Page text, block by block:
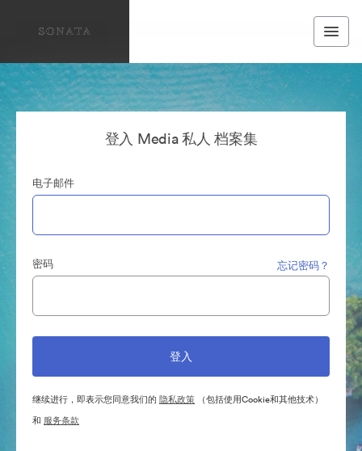
登入 Media 私人 档案集
电子邮件
密码 忘记密码？
继续进行，即表示您同意我们的 隐私政策 （包括使用Cookie和其他技术）
和 服务条款